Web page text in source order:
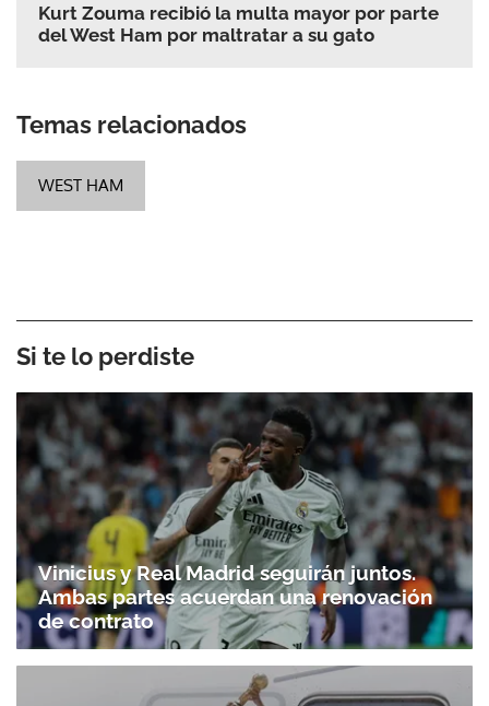
Kurt Zouma recibió la multa mayor por parte
del West Ham por maltratar a su gato
Temas relacionados
WEST HAM
Si te lo perdiste
Vinicius y Real Madrid seguirán juntos.
Ambas partes acuerdan una renovación
de contrato